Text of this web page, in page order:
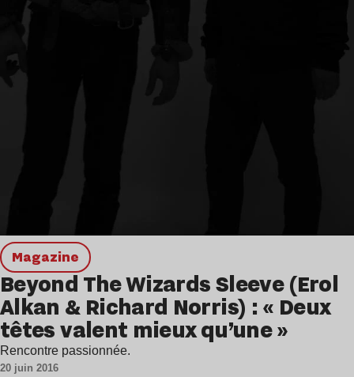
magazine
Beyond The Wizards Sleeve (Erol
Alkan & Richard Norris) : « Deux
têtes valent mieux qu’une »
Rencontre passionnée.
20 juin 2016